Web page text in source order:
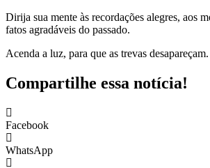
Dirija sua mente às recordações alegres, aos
fatos agradáveis do passado.
Acenda a luz, para que as trevas desapareçam.
Compartilhe essa notícia!
Facebook
WhatsApp